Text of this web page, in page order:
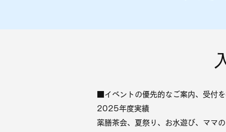
■イベントの優先的なご案内、受付
2025年度実績
薬膳茶会、夏祭り、お水遊び、ママ